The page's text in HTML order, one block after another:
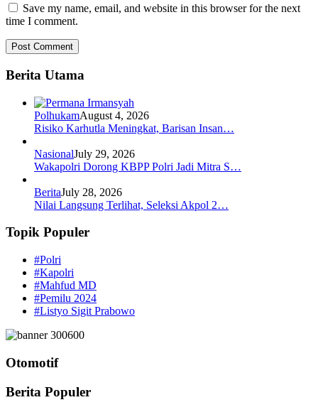
Save my name, email, and website in this browser for the next
time I comment.
Berita Utama
PolhukamAugust 4, 2026
Risiko Karhutla Meningkat, Barisan Insan…
NasionalJuly 29, 2026
Wakapolri Dorong KBPP Polri Jadi Mitra S…
BeritaJuly 28, 2026
Nilai Langsung Terlihat, Seleksi Akpol 2…
Topik Populer
#Polri
#Kapolri
#Mahfud MD
#Pemilu 2024
#Listyo Sigit Prabowo
Otomotif
Berita Populer